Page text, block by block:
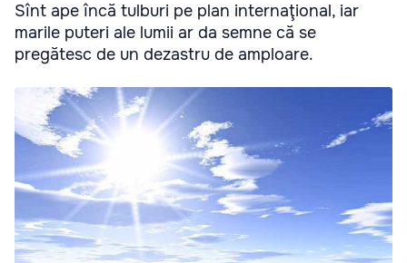
Sînt ape încă tulburi pe plan internaţional, iar
marile puteri ale lumii ar da semne că se
pregătesc de un dezastru de amploare.